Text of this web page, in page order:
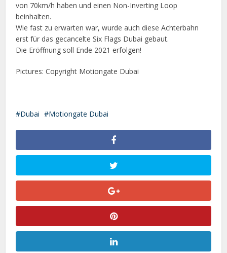
von 70km/h haben und einen Non-Inverting Loop
beinhalten.
Wie fast zu erwarten war, wurde auch diese Achterbahn
erst für das gecancelte Six Flags Dubai gebaut.
Die Eröffnung soll Ende 2021 erfolgen!
Pictures: Copyright Motiongate Dubai
Dubai Motiongate Dubai